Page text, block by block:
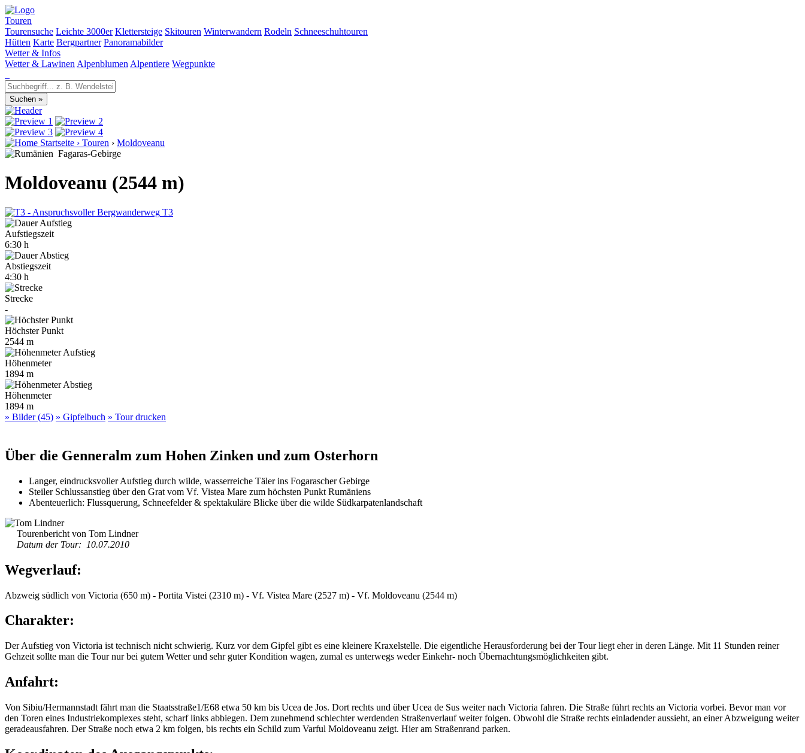
Touren
Tourensuche Leichte 3000er Klettersteige Skitouren Winterwandern Rodeln Schneeschuhtouren
Hütten Karte Bergpartner Panoramabilder
Wetter & Infos
Wetter & Lawinen Alpenblumen Alpentiere Wegpunkte
Startseite › Touren › Moldoveanu
Fagaras-Gebirge
Moldoveanu (2544 m)
T3
Aufstiegszeit
6:30 h
Abstiegszeit
4:30 h
Strecke
-
Höchster Punkt
2544 m
Höhenmeter
1894 m
Höhenmeter
1894 m
» Bilder (45) » Gipfelbuch » Tour drucken
Über die Genneralm zum Hohen Zinken und zum Osterhorn
Langer, eindrucksvoller Aufstieg durch wilde, wasserreiche Täler ins Fogarascher Gebirge
Steiler Schlussanstieg über den Grat vom Vf. Vistea Mare zum höchsten Punkt Rumäniens
Abenteuerlich: Flussquerung, Schneefelder & spektakuläre Blicke über die wilde Südkarpatenlandschaft
Tourenbericht von Tom Lindner
Datum der Tour: 10.07.2010
Wegverlauf:
Abzweig südlich von Victoria (650 m) - Portita Vistei (2310 m) - Vf. Vistea Mare (2527 m) - Vf. Moldoveanu (2544 m)
Charakter:
Der Aufstieg von Victoria ist technisch nicht schwierig. Kurz vor dem Gipfel gibt es eine kleinere Kraxelstelle. Die eigentliche Herausforderung bei der Tour liegt eher in deren Länge. Mit 11 Stunden reiner
Gehzeit sollte man die Tour nur bei gutem Wetter und sehr guter Kondition wagen, zumal es unterwegs weder Einkehr- noch Übernachtungsmöglichkeiten gibt.
Anfahrt:
Von Sibiu/Hermannstadt fährt man die Staatsstraße1/E68 etwa 50 km bis Ucea de Jos. Dort rechts und über Ucea de Sus weiter nach Victoria fahren. Die Straße führt rechts an Victoria vorbei. Bevor man vor
den Toren eines Industriekomplexes steht, scharf links abbiegen. Dem zunehmend schlechter werdenden Straßenverlauf weiter folgen. Obwohl die Straße rechts einladender aussieht, an einer Abzweigung weiter
geradeausfahren. Der Straße noch etwa 2 km folgen, bis rechts ein Schild zum Varful Moldoveanu zeigt. Hier am Straßenrand parken.